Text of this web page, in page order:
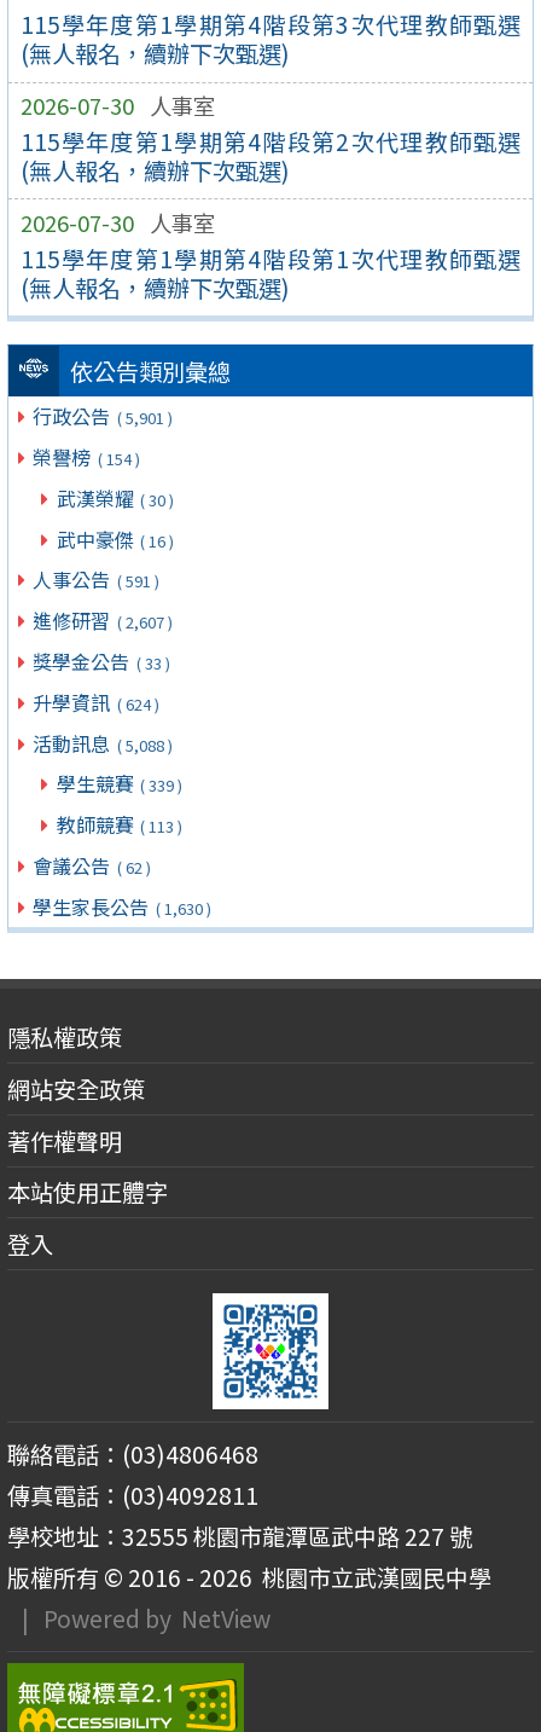
115學年度第1學期第4階段第3次代理教師甄選
(無人報名，續辦下次甄選)
2026-07-30 人事室
115學年度第1學期第4階段第2次代理教師甄選
(無人報名，續辦下次甄選)
2026-07-30 人事室
115學年度第1學期第4階段第1次代理教師甄選
(無人報名，續辦下次甄選)
依公告類別彙總
行政公告 ( 5,901 )
榮譽榜 ( 154 )
武漢榮耀 ( 30 )
武中豪傑 ( 16 )
人事公告 ( 591 )
進修研習 ( 2,607 )
獎學金公告 ( 33 )
升學資訊 ( 624 )
活動訊息 ( 5,088 )
學生競賽 ( 339 )
教師競賽 ( 113 )
會議公告 ( 62 )
學生家長公告 ( 1,630 )
隱私權政策
網站安全政策
著作權聲明
本站使用正體字
登入
聯絡電話：(03)4806468
傳真電話：(03)4092811
學校地址：32555 桃園市龍潭區武中路 227 號
版權所有 © 2016 - 2026 桃園市立武漢國民中學
| Powered by NetView